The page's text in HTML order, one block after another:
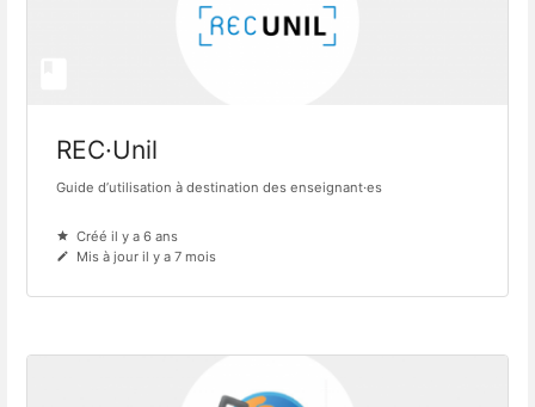
REC·Unil
Guide d’utilisation à destination des enseignant·es
Créé il y a 6 ans
Mis à jour il y a 7 mois